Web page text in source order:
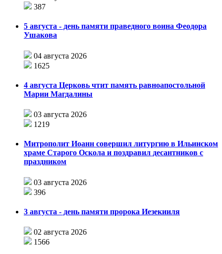
387
5 августа - день памяти праведного воина Феодора
Ушакова
04 августа 2026
1625
4 августа Церковь чтит память равноапостольной
Марии Магдалины
03 августа 2026
1219
Митрополит Иоанн совершил литургию в Ильинском
храме Старого Оскола и поздравил десантников с
праздником
03 августа 2026
396
3 августа - день памяти пророка Иезекииля
02 августа 2026
1566